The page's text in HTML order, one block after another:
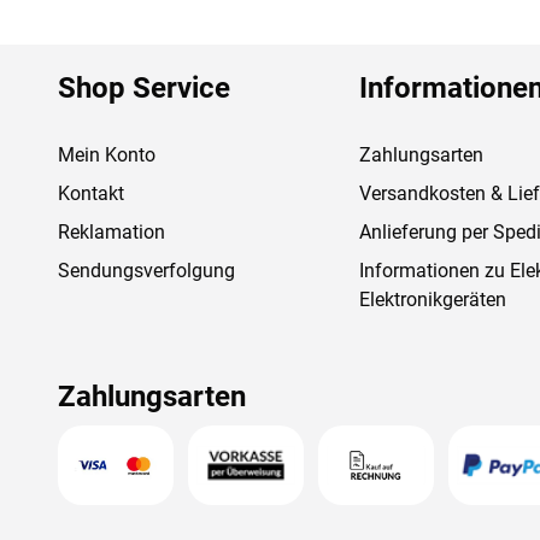
Shop Service
Mein Konto
Kontakt
Reklamation
Sendungsverfolgung
Zahlungsarten
Versandkosten &
Anlieferung per
Informationen zu
Elektronikgeräten
Zahlungsarten